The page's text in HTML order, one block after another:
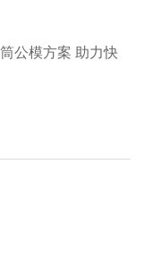
公模方案 助力快